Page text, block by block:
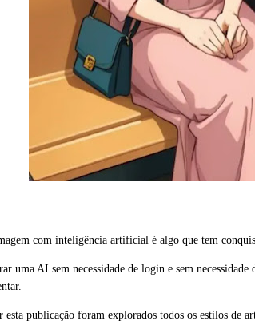
com inteligência artificial é algo que tem
uma AI sem necessidade de login e sem necessidade
esta publicação foram explorados todos os estilos de